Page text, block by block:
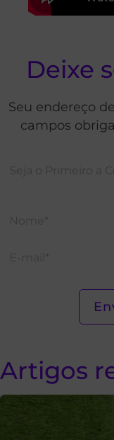
Deixe
Seu endereço
campos
Artigos